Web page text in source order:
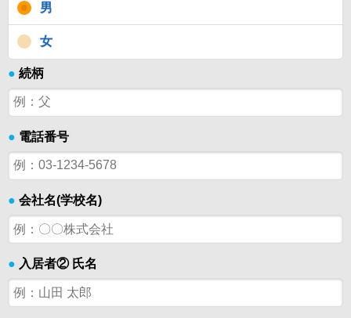
男
女
● 続柄
● 電話番号
● 会社名(学校名)
● 入居者② 氏名